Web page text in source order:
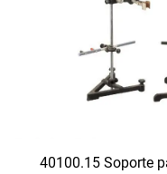
40100.15 Soporte